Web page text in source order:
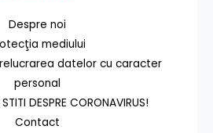
Despre noi
mediului
datelor cu caracter
personal
DESPRE CORONAVIRUS!
Contact